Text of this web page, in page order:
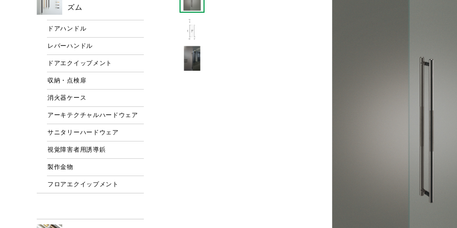
ズム
ドアハンドル
レバーハンドル
ドアエクイップメント
収納・点検扉
消火器ケース
アーキテクチャルハードウェア
サニタリーハードウェア
視覚障害者用誘導鋲
製作金物
フロアエクイップメント